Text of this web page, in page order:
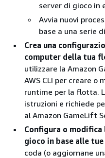
server di gioco in
Avvia nuovi
base a una serie
Crea una
computer della tua
utilizzare la Amazon
AWS CLI per creare o
runtime per la flotta.
istruzioni e richiede
al Amazon GameLift
Configura o modifica
gioco in base alle
coda (o aggiornane